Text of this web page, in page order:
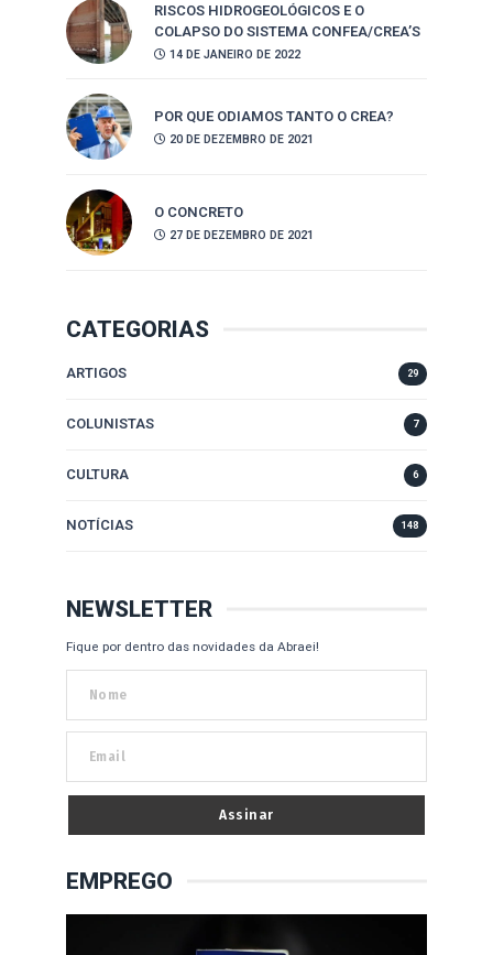
RISCOS HIDROGEOLÓGICOS E O
COLAPSO DO SISTEMA CONFEA/CREA’S
14 DE JANEIRO DE 2022
POR QUE ODIAMOS TANTO O CREA?
20 DE DEZEMBRO DE 2021
O CONCRETO
27 DE DEZEMBRO DE 2021
CATEGORIAS
ARTIGOS 29
COLUNISTAS 7
CULTURA 6
NOTÍCIAS 148
NEWSLETTER
Fique por dentro das novidades da Abraei!
Assinar
EMPREGO